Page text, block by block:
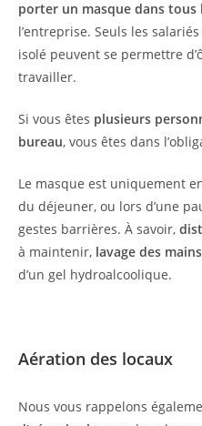
porter un masque dans tous
l’entreprise. Seuls les
isolé peuvent se permettre
travailler.
Si vous êtes plusieurs
bureau, vous êtes dans
Le masque est uniquement
du déjeuner, ou lors d’une
gestes barrières. À savoir,
à maintenir, lavage des mains
d’un gel hydroalcoolique.
Aération des locaux
Nous vous rappelons